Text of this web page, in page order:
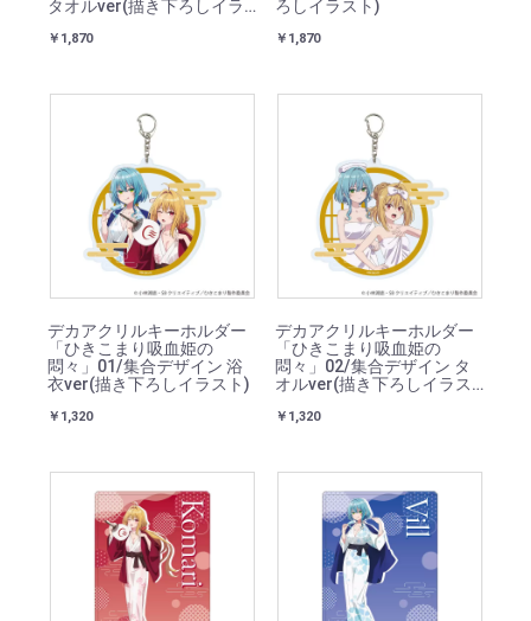
タオルver(描き下ろしイラ
￥1,870
ろしイラスト)
￥1,870
デカアクリルキーホルダー
「ひきこまり吸血姫の
悶々」01/集合デザイン 浴
衣ver(描き下ろしイラスト)
￥1,320
デカアクリルキーホルダー
「ひきこまり吸血姫の
悶々」02/集合デザイン タ
オルver(描き下ろしイラス
￥1,320